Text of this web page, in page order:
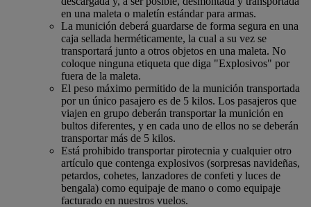
en una maleta o maletín estándar para armas.
La munición deberá guardarse de forma segura en una
caja sellada herméticamente, la cual a su vez se
transportará junto a otros objetos en una maleta. No
coloque ninguna etiqueta que diga "Explosivos" por
fuera de la maleta.
El peso máximo permitido de la munición transportada
por un único pasajero es de 5 kilos. Los pasajeros que
viajen en grupo deberán transportar la munición en
bultos diferentes, y en cada uno de ellos no se deberán
transportar más de 5 kilos.
Está prohibido transportar pirotecnia y cualquier otro
artículo que contenga explosivos (sorpresas navideñas,
petardos, cohetes, lanzadores de confeti y luces de
bengala) como equipaje de mano o como equipaje
facturado en nuestros vuelos.